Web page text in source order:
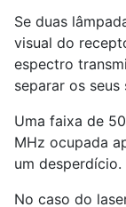
Se duas
visual do
espectro
separar os
Uma faixa de
MHz ocupada
um desperdício.
No caso do